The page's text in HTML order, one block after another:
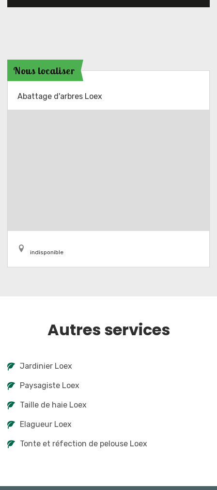
Nous localiser
Abattage d'arbres Loex
indisponible
Autres services
Jardinier Loex
Paysagiste Loex
Taille de haie Loex
Elagueur Loex
Tonte et réfection de pelouse Loex